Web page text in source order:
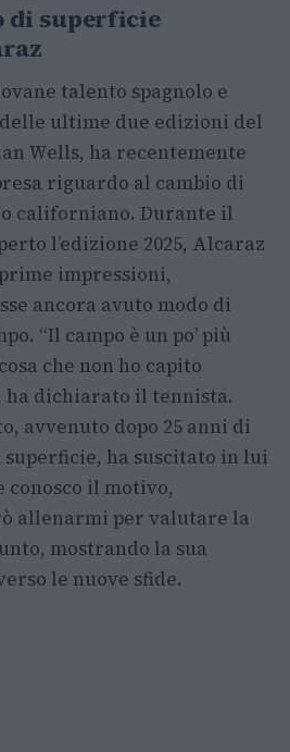
di superficie
talento spagnolo e
ultime due edizioni del
Wells, ha recentemente
riguardo al cambio di
californiano. Durante il
l’edizione 2025, Alcaraz
impressioni,
ancora avuto modo di
“Il campo è un po’ più
che non ho capito
ha dichiarato il tennista.
avvenuto dopo 25 anni di
ha suscitato in lui
conosco il motivo,
allenarmi per valutare la
mostrando la sua
le nuove sfide.